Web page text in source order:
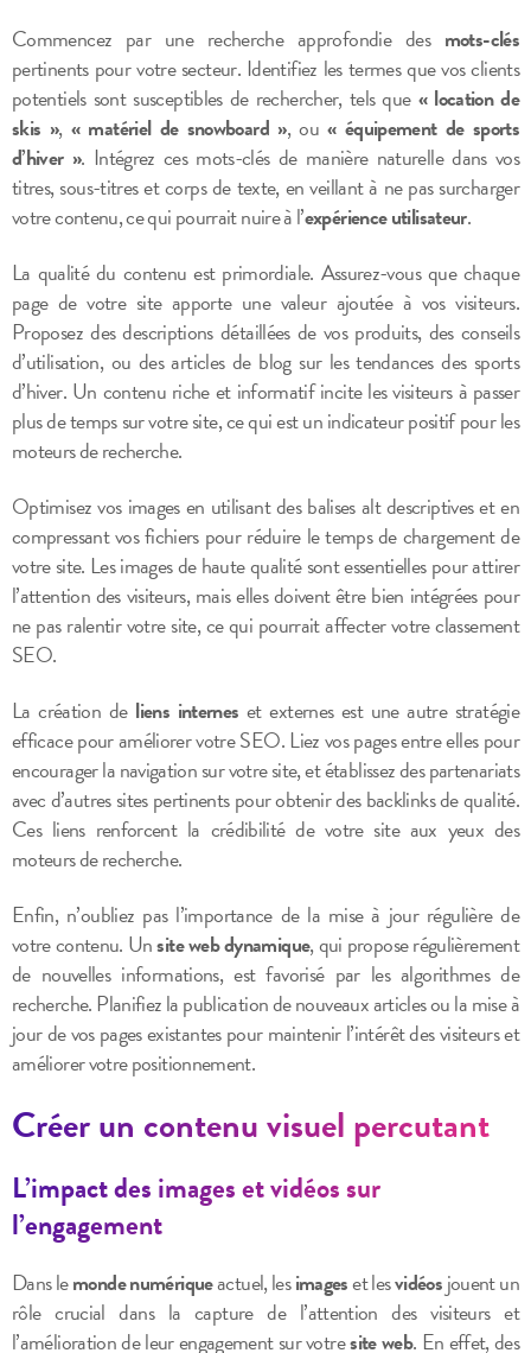
Commencez par une recherche approfondie des mots-clés
pertinents pour votre secteur. Identifiez les termes que vos clients
potentiels sont susceptibles de rechercher, tels que « location de
skis », « matériel de snowboard », ou« équipement de sports
d’hiver ». Intégrez ces mots-clés de manière naturelle dans vos
titres, sous-titres et corps de texte, en veillant à ne pas surcharger
votre contenu, ce qui pourrait nuire à l’expérience utilisateur.
La qualité du contenu est primordiale. Assurez-vous que chaque
page de votre site apporte une valeur ajoutée à vos visiteurs.
Proposez des descriptions détaillées de vos produits, des conseils
d’utilisation, ou des articles de blog sur les tendances des sports
d’hiver. Un contenu riche et informatif incite les visiteurs à passer
plus de temps sur votre site, ce qui est un indicateur positif pour les
moteurs de recherche.
Optimisez vos images en utilisant des balises alt descriptives et en
compressant vos fichiers pour réduire le temps de chargement de
votre site. Les images de haute qualité sont essentielles pour attirer
l’attention des visiteurs, mais elles doivent être bien intégrées pour
ne pas ralentir votre site, ce qui pourrait affecter votre classement
SEO.
La création de liens internes et externes est une autre stratégie
efficace pour améliorer votre SEO. Liez vos pages entre elles pour
encourager la navigation sur votre site, et établissez des partenariats
avec d’autres sites pertinents pour obtenir des backlinks de qualité.
Ces liens renforcent la crédibilité de votre site aux yeux des
moteurs de recherche.
Enfin, n’oubliez pas l’importance de la mise à jour régulière de
votre contenu. Unsite web dynamique, qui propose régulièrement
de nouvelles informations, est favorisé par les algorithmes de
recherche. Planifiez la publication de nouveaux articles ou la mise à
jour de vos pages existantes pour maintenir l’intérêt des visiteurs et
améliorer votre positionnement.
Créer un contenu visuel percutant
L’impact des images et vidéos sur
l’engagement
Dans lemonde numériqueactuel, lesimageset lesvidéosjouent un
rôle crucial dans la capture de l’attention des visiteurs et
l’amélioration de leur engagement sur votresite web. En effet, des